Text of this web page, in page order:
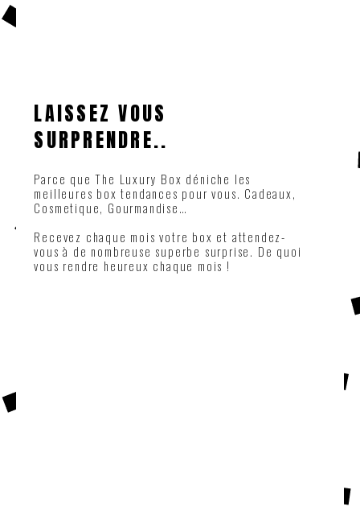
LAISSEZ VOUS
SURPRENDRE..
Parce que The Luxury Box déniche les
meilleures box tendances pour vous. Cadeaux,
Cosmetique, Gourmandise…
Recevez chaque mois votre box et attendez-
vous à de nombreuse superbe surprise. De quoi
vous rendre heureux chaque mois !